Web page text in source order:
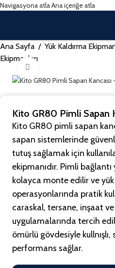
Navigasyona atlaAna içeriğe atla
Ana Sayfa / Yük Kaldırma
Ekipmanları
Kito GR80 Pimli Sapan
Kito GR80 pimli sapan
sapan sistemlerinde
tutuş sağlamak için
ekipmanıdır. Pimli
kolayca monte edilir ve
operasyonlarında pratik
caraskal, tersane, inşaat
uygulamalarında tercih
ömürlü gövdesiyle
performans sağlar.